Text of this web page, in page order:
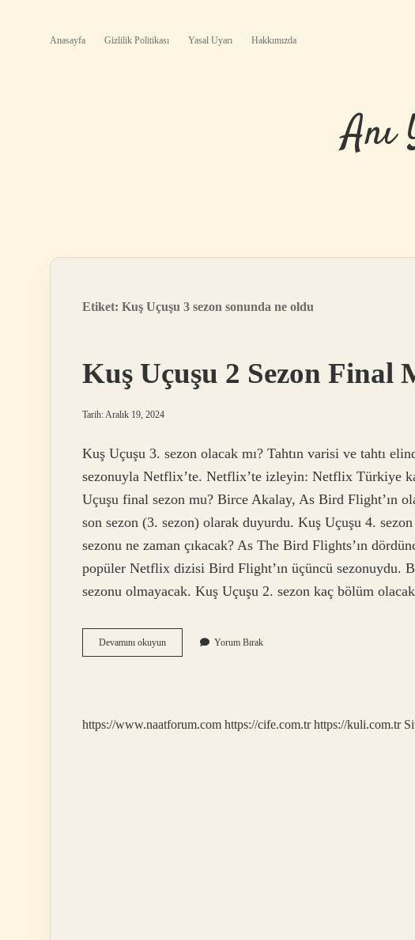
Anasayfa Gizlilik Politikası Yasal Uyarı Hakkımızda
Etiket: Kuş Uçuşu 3 sezon sonunda ne oldu
Kuş Uçuşu 2 Sezon Final
Tarih: Aralık 19, 2024
Kuş Uçuşu 3. sezon olacak mı? Tahtın varisi ve tahtı
sezonuyla Netflix’te. Netflix’te izleyin: Netflix Türkiye
Uçuşu final sezon mu? Birce Akalay, As Bird Flight’ın
son sezon (3. sezon) olarak duyurdu. Kuş Uçuşu 4.
sezonu ne zaman çıkacak? As The Bird Flights’ın
popüler Netflix dizisi Bird Flight’ın üçüncü sezonuydu.
sezonu olmayacak. Kuş Uçuşu 2. sezon kaç bölüm
Devamını okuyunKuş
Uçuşu
Yorum Bırak
https://www.naatforum.com https://cife.com.tr https://kuli.com.tr